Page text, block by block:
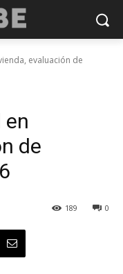
evaluación de
en
de
0
189